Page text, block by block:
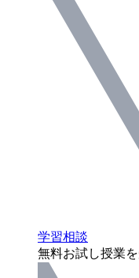
学習相談
無料お試し授業